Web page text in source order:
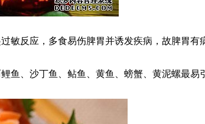
敏反应，多食易伤脾胃并诱发疾病，故脾胃有
鱼、沙丁鱼、鲇鱼、黄鱼、螃蟹、黄泥螺最易引